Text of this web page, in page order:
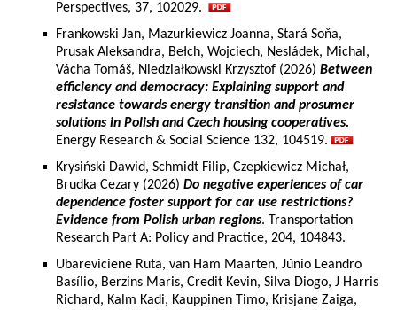
Perspectives, 37, 102029.
Frankowski Jan, Mazurkiewicz Joanna, Stará Soňa,
Prusak Aleksandra, Bełch, Wojciech, Nesládek, Michal,
Vácha Tomáš, Niedziałkowski Krzysztof (2026) Between
efficiency and democracy: Explaining support and
resistance towards energy transition and prosumer
solutions in Polish and Czech housing cooperatives.
Energy Research & Social Science 132, 104519.
Krysiński Dawid, Schmidt Filip, Czepkiewicz Michał,
Brudka Cezary (2026) Do negative experiences of car
dependence foster support for car use restrictions?
Evidence from Polish urban regions. Transportation
Research Part A: Policy and Practice, 204, 104843.
Ubareviciene Ruta, van Ham Maarten, Júnio Leandro
Basílio, Berzins Maris, Credit Kevin, Silva Diogo, J Harris
Richard, Kalm Kadi, Kauppinen Timo, Krisjane Zaiga,